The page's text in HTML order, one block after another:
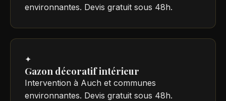
environnantes. Devis gratuit sous 48h.
✦
Gazon décoratif intérieur
Intervention à Auch et communes
environnantes. Devis gratuit sous 48h.